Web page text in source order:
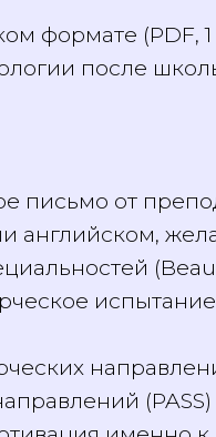
для каждой
— 1 500
формате (PDF,
письмо от
английском,